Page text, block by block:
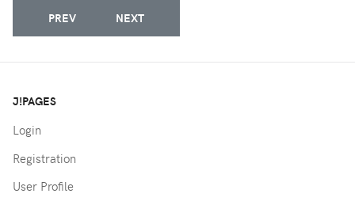
PREVIOUS ARTICLE: A PITSTOP FOR REFUGEES
PREV NEXT ARTICLE: SOCIAL WORKERS: THE
NEXT
J!PAGES
Login
Registration
User Profile